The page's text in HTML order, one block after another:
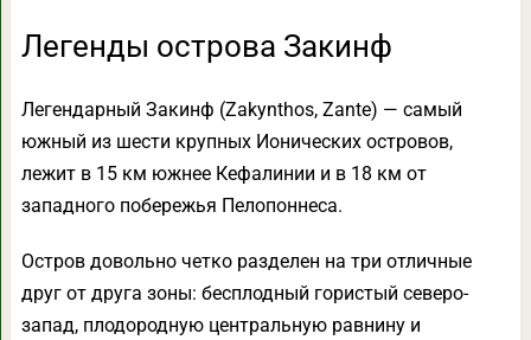
Легенды острова Закинф
Легендарный Закинф (Zakynthos, Zante) — самый
южный из шести крупных Ионических островов,
лежит в 15 км южнее Кефалинии и в 18 км от
западного побережья Пелопоннеса.
Остров довольно четко разделен на три отличные
друг от друга зоны: бесплодный гористый северо-
запад, плодородную центральную равнину и